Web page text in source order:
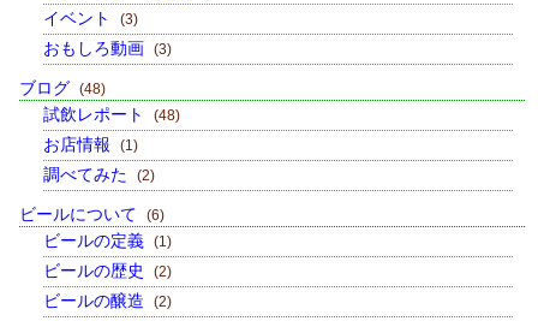
イベント (3)
おもしろ動画 (3)
ブログ (48)
試飲レポート (48)
お店情報 (1)
調べてみた (2)
ビールについて (6)
ビールの定義 (1)
ビールの歴史 (2)
ビールの醸造 (2)